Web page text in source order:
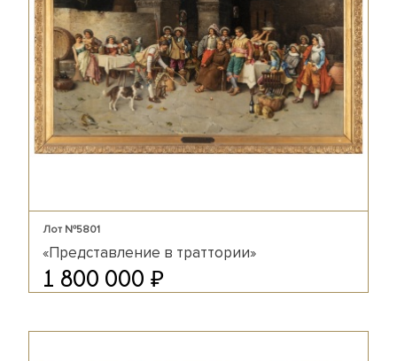
Лот №5801
«Представление в траттории»
1 800 000 ₽